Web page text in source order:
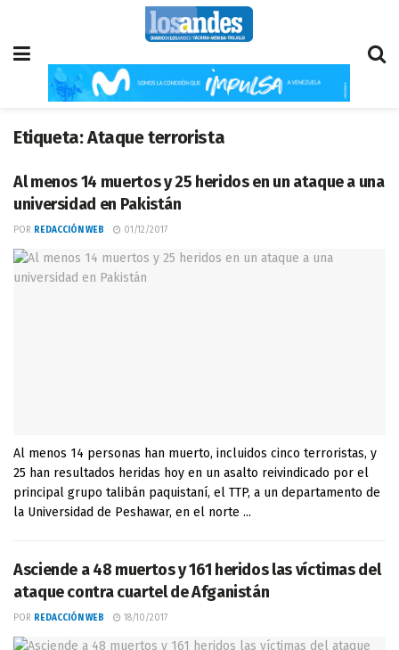
Etiqueta:Ataque terrorista
Al menos 14 muertos y 25 heridos en un ataque a una
universidad en Pakistán
POR REDACCIÓN WEB 01/12/2017
Al menos 14 personas han muerto, incluidos cinco terroristas, y
25 han resultados heridas hoy en un asalto reivindicado por el
principal grupo talibán paquistaní, el TTP, a un departamento de
la Universidad de Peshawar, en el norte ...
Asciende a 48 muertos y 161 heridos las víctimas del
ataque contra cuartel de Afganistán
POR REDACCIÓN WEB 18/10/2017